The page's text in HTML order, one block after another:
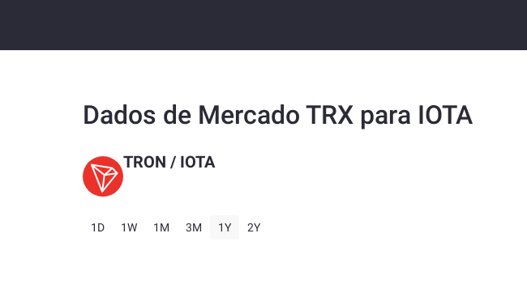
Dados de Mercado TRX para IOTA
TRON / IOTA
1D 1W 1M 3M 1Y 2Y